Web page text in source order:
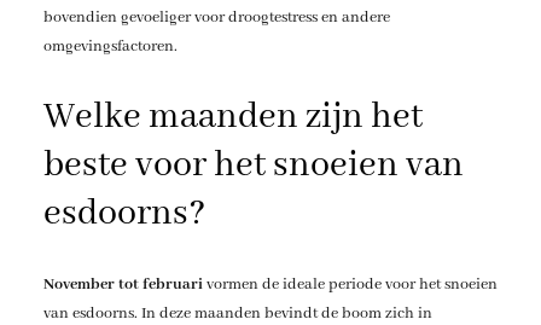
bovendien gevoeliger voor droogtestress en andere
omgevingsfactoren.
Welke maanden zijn het
beste voor het snoeien van
esdoorns?
November tot februarivormen de ideale periode voor het snoeien
van esdoorns. In deze maanden bevindt de boom zich in